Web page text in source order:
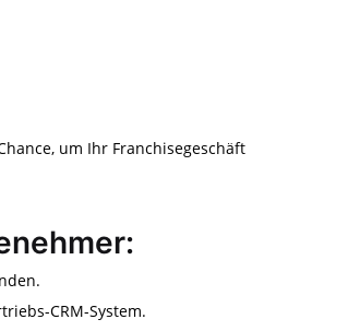
um Ihr Franchisegeschäft
CRM-System.